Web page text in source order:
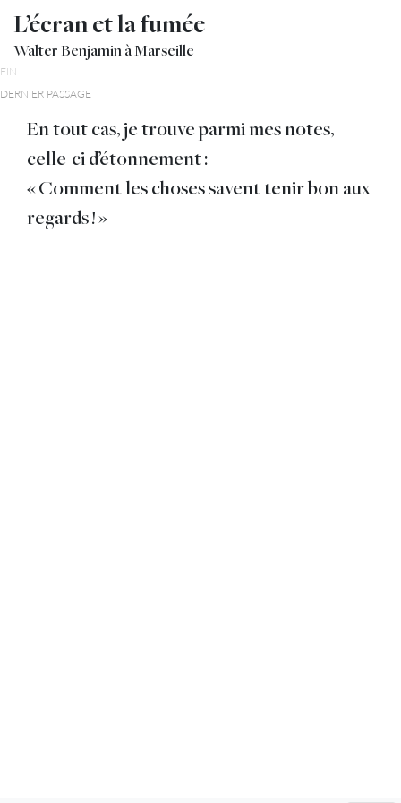
L’écran et la fumée
Walter Benjamin à Marseille
FIN
DERNIER PASSAGE
En tout cas, je trouve parmi mes notes,
celle-ci d’étonnement :
« Comment les choses savent tenir bon aux
regards ! »